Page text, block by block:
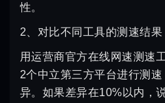
性。
2、对比不同工具的测速结果
用运营商官方在线网速测速
2个中立第三方平台进行测
异。如果差异在10%以内，